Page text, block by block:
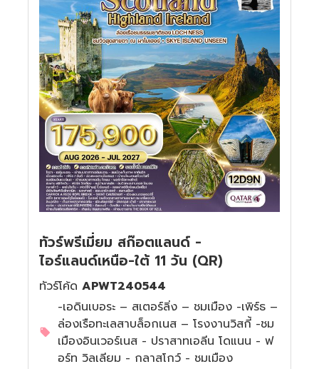
ทัวร์พรีเมี่ยม สก๊อตแลนด์ -
ไอร์แลนด์เหนือ-ใต้ 11 วัน (QR)
ทัวร์โค้ด APWT240544
-เอดินเบอระ – สเตอร์ลิ่ง – ชมเมือง -เพิร์ธ –
ล่องเรือทะเลสาบล็อกเนส – โรงงานวิสกี้ -ชม
เมืองอินเวอร์เนส - ปราสาทเอลีน โดแนน - ฟ
อร์ท วิลเลียม - กลาสโกว์ - ชมเมือง
ภาคใต้ทัวร์จอร์เจีย
ทัวร์มาเลเซีย
ทัวร์จีน
ทัวร์ฮ่องกง
ทัวร์ไต้หวัน
ทัวร์พม่า
ทัวร์ลาว
ทัวร์สวีเดน
ทัวร์สวิตเซอร์แลนด์
ทัวร์ฟินแลนด์
ทัวร์ไอซ์แลนด์
ทัวร์ออสเตรีย
ทัวร์ฮังการี
ทัวร์กรีซ
ทัวร์จอร์เจีย